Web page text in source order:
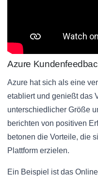
Azure
Azure hat sich als eine
etabliert und genießt das
unterschiedlicher Größe
berichten von positiven
betonen die Vorteile, die
Plattform erzielen.
Ein Beispiel ist das